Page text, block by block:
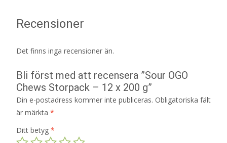
Recensioner
Det finns inga recensioner än.
Bli först med att recensera ”Sour OGO
Chews Storpack – 12 x 200 g”
Din e-postadress kommer inte publiceras. Obligatoriska fält
är märkta *
Ditt betyg *